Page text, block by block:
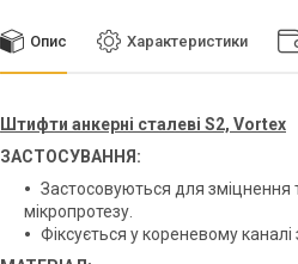
Опис Характеристики
Штифти анкерні сталеві S2, Vortex
ЗАСТОСУВАННЯ:
Застосовуються для
мікропротезу.
Фіксується у кореневому каналі